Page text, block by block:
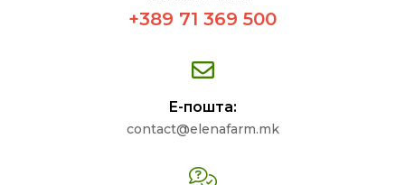
+389 71 369 500
Е-пошта:
contact@elenafarm.mk